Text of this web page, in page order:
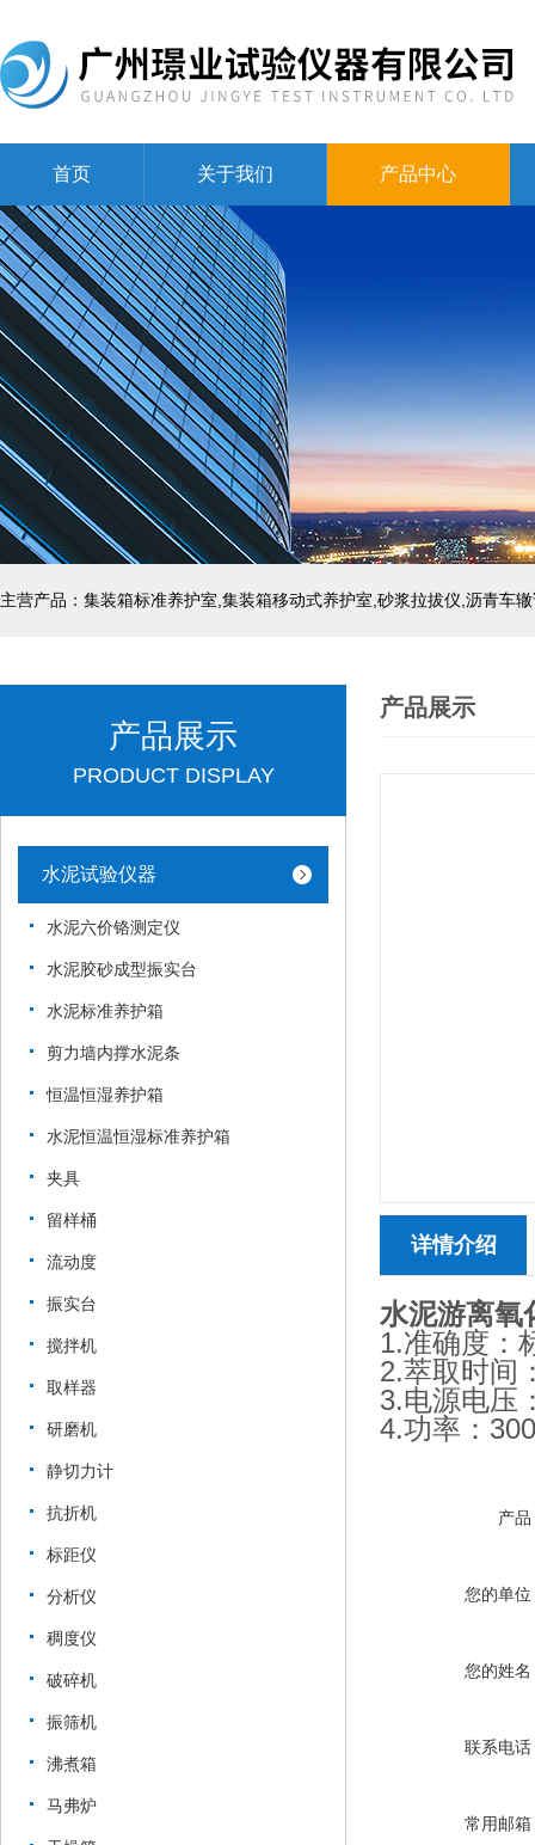
首页 关于我们 产品中心
主营产品：集装箱标准养护室,集装箱移动式养护室,砂浆拉拔仪,沥青车
产品展示
PRODUCT DISPLAY
水泥试验仪器
水泥六价铬测定仪
水泥胶砂成型振实台
水泥标准养护箱
剪力墙内撑水泥条
恒温恒湿养护箱
水泥恒温恒湿标准养护箱
夹具
留样桶
流动度
振实台
搅拌机
取样器
研磨机
静切力计
抗折机
标距仪
分析仪
稠度仪
破碎机
振筛机
沸煮箱
马弗炉
产品展示
详情介绍
水泥游离氧
1.准确度：
2.萃取时间
3.电源电压
4.功率：
产品
您的单位
您的姓名
联系电话
常用邮箱